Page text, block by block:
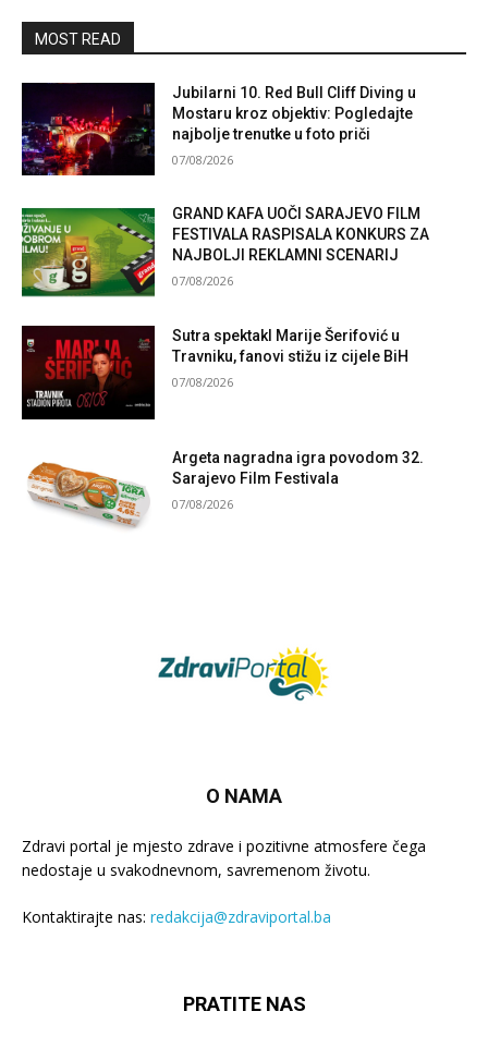
MOST READ
Jubilarni 10. Red Bull Cliff Diving u
Mostaru kroz objektiv: Pogledajte
najbolje trenutke u foto priči
07/08/2026
GRAND KAFA UOČI SARAJEVO FILM
FESTIVALA RASPISALA KONKURS ZA
NAJBOLJI REKLAMNI SCENARIJ
07/08/2026
Sutra spektakl Marije Šerifović u
Travniku, fanovi stižu iz cijele BiH
07/08/2026
Argeta nagradna igra povodom 32.
Sarajevo Film Festivala
07/08/2026
O NAMA
Zdravi portal je mjesto zdrave i pozitivne atmosfere čega
nedostaje u svakodnevnom, savremenom životu.
Kontaktirajte nas: redakcija@zdraviportal.ba
PRATITE NAS